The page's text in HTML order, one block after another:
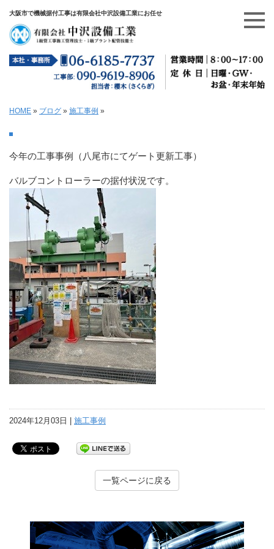
大阪市で機械据付工事は有限会社中沢設備工業にお任せ
HOME » ブログ » 施工事例 »
今年の工事事例（八尾市にてゲート更新工事）
バルブコントローラーの据付状況です。
2024年12月03日 | 施工事例
一覧ページに戻る